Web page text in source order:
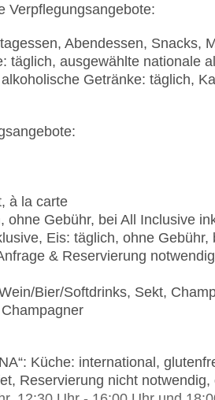
MasterCard, American
(nach Verfügbarkeit), bewacht:
3, Zimmer: 955, Etagen
Verpflegungsangebote:
Abendessen, Snacks,
täglich, ausgewählte nationale
Getränke: täglich,
à la carte
ohne Gebühr, bei All Inclusive
Eis: täglich, ohne
& Reservierung
Bier/Softdrinks, Sekt,
Küche: international,
Reservierung nicht